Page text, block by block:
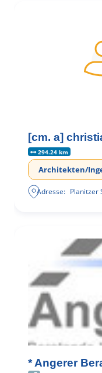
[cm. a]
294.24 km
Architekten/
Adresse: Planitzer
* Angerer